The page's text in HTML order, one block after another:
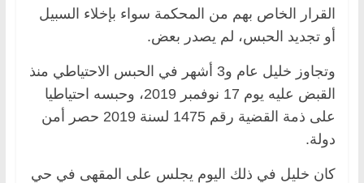
القرار الخاص بهم من المحكمة سواء بإخلاء السبيل
أو تجديد الحبس، لم يصدر بعض.
وتجاوز خليل عام و3 أشهر في الحبس الاحتياطي منذ
القبض عليه يوم 17 نوفمبر 2019، وحبسه احتياطيا
على ذمة القضية رقم 1475 لسنة 2019 حصر أمن
دولة.
كان خليل في ذلك اليوم يجلس على المقهى في حي